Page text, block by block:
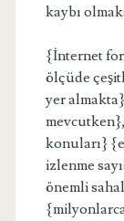
kaybı
{İnternet
ölçüde
yer
konuları}
izlenme
önemli